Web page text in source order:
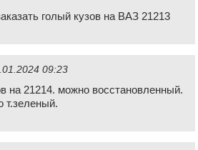
голый кузов на ВАЗ 21213
09:23
на 21214. можно восстановленный.
т.зеленый.